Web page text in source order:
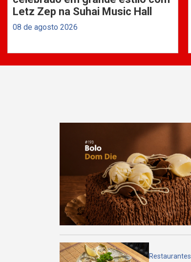
Letz Zep na Suhai Music Hall
08 de agosto 2026
Restaurantes